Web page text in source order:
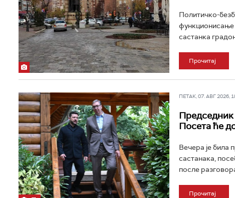
Политичко-
функционисање
састанка
Прочитај
ПЕТАК, 07. АВГ 2026,
Председник
Посета ће
Вечера је била
састанака,
после
Прочитај